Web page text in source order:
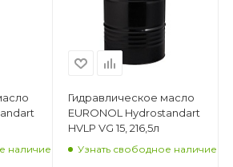
наличие
Гидравлическое масло
EURONOL Hydrostandart
HVLP VG 15, 216,5л
Узнать свободное наличие